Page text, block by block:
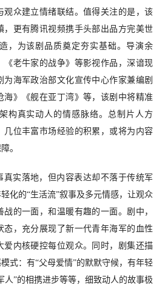
观众建立情绪联结。值得关注的是，该
，更有腾讯视频携手头部出品方完美世
，为该剧品质奠定夯实基础。导演余
《老牛家的战争》等影视作品，深谙现
为海军政治部文化宣传中心作家兼编剧
海》《舰在亚丁湾》等，该剧中将精准
构真实动人的情感脉络。总制片人方
几位丰富市场经验的积累，或将为内容
。
真实落地，但内容表达却不落于传统军
化的“生活流”叙事及多元情感，让观众
的一面，和温暖有趣的一面。剧中，
态，充分展现了新一代青年海军的血性
爱内核硬控每位观众。同时，剧集还描
式：有“父母爱情”的默默守候，有年轻
人”的相携进步等等，细致动人的故事极